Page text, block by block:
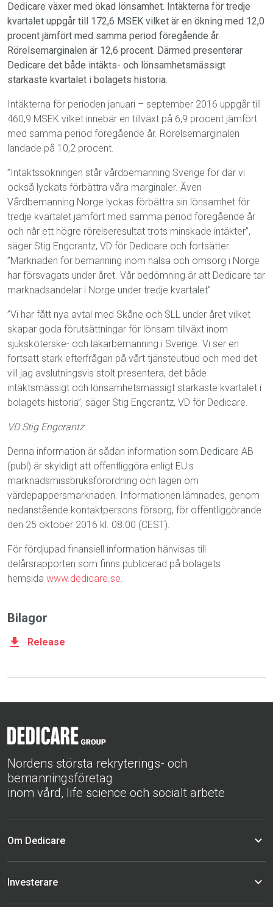
Dedicare växer med ökad lönsamhet. Intäkterna för tredje
kvartalet uppgår till 172,6 MSEK vilket är en ökning med 12,0
procent jämfört med samma period föregående år.
Rörelsemarginalen är 12,6 procent. Därmed presenterar
Dedicare det både intäkts- och lönsamhetsmässigt
starkaste kvartalet i bolagets historia.
Intäkterna för perioden januari – september 2016 uppgår till
460,9 MSEK vilket innebär en tillväxt på 6,9 procent jämfört
med samma period föregående år. Rörelsemarginalen
landade på 10,2 procent.
”Intäktssökningen står vårdbemanning Sverige för där vi
också lyckats förbättra våra marginaler. Även
Vårdbemanning Norge lyckas förbättra sin lönsamhet för
tredje kvartalet jämfört med samma period föregående år
och når ett högre rörelseresultat trots minskade intäkter”,
säger Stig Engcrantz, VD för Dedicare och fortsätter.
”Marknaden för bemanning inom hälsa och omsorg i Norge
har försvagats under året. Vår bedömning är att Dedicare tar
marknadsandelar i Norge under tredje kvartalet”
”Vi har fått nya avtal med Skåne och SLL under året vilket
skapar goda förutsättningar för lönsam tillväxt inom
sjuksköterske- och läkarbemanning i Sverige. Vi ser en
fortsatt stark efterfrågan på vårt tjänsteutbud och med det
vill jag avslutningsvis stolt presentera, det både
intäktsmässigt och lönsamhetsmässigt starkaste kvartalet i
bolagets historia”, säger Stig Engcrantz, VD för Dedicare.
VD Stig Engcrantz
Denna information är sådan information som Dedicare AB
(publ) är skyldigt att offentliggöra enligt EU:s
marknadsmissbruksförordning och lagen om
värdepappersmarknaden. Informationen lämnades, genom
nedanstående kontaktpersons försorg, för offentliggörande
den 25 oktober 2016 kl. 08.00 (CEST).
För fördjupad finansiell information hänvisas till
delårsrapporten som finns publicerad på bolagets
hemsida www.dedicare.se.
Bilagor
Release
Nordens största rekryterings- och
bemanningsföretag
inom vård, life science och socialt arbete
Om Dedicare
Investerare